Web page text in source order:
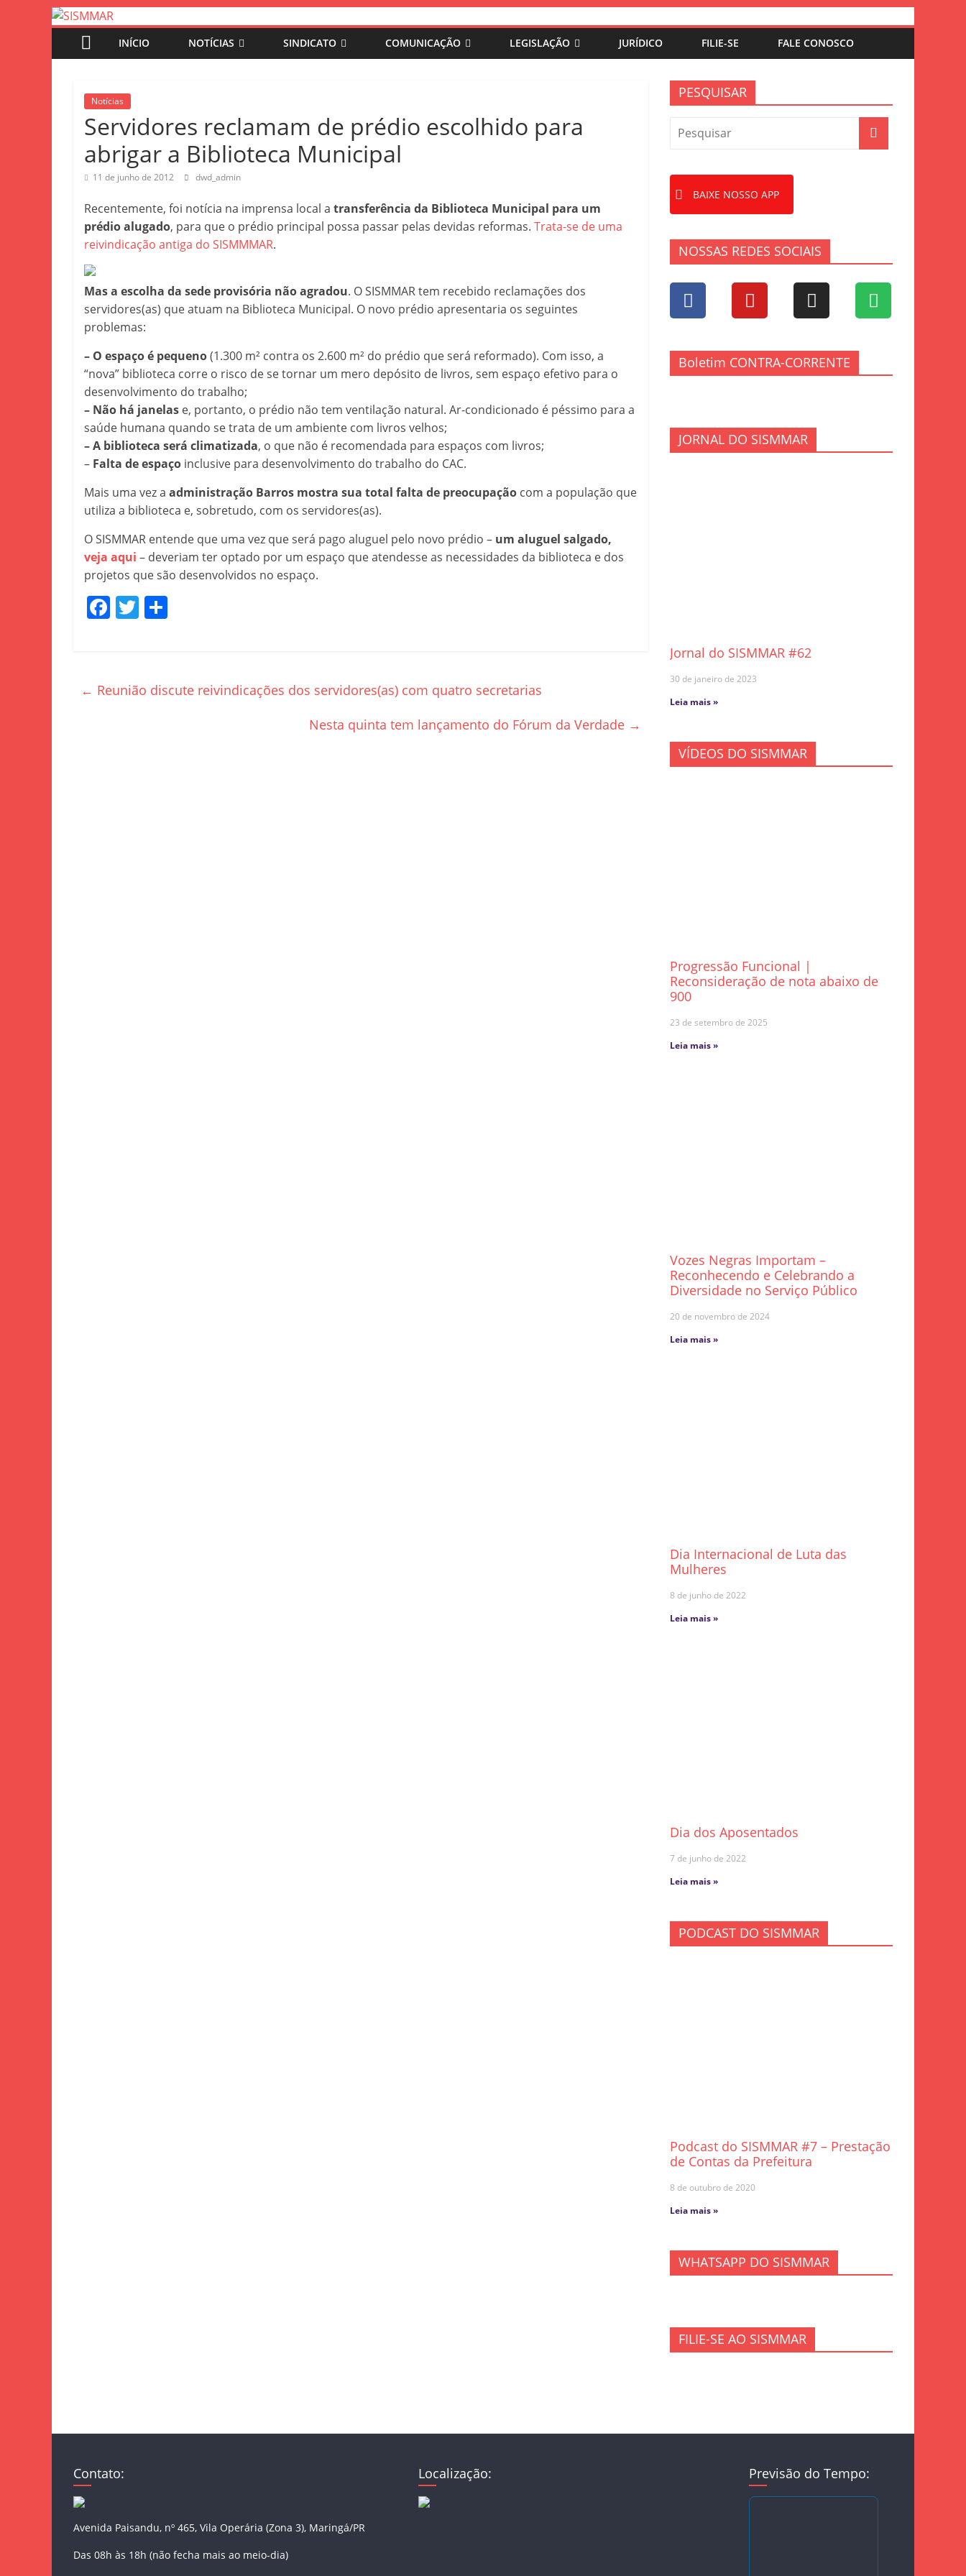
INÍCIO NOTÍCIAS SINDICATO COMUNICAÇÃO LEGISLAÇÃO JURÍDICO FILIE-SE FALE CONOSCO
Notícias
Servidores reclamam de prédio escolhido para
abrigar a Biblioteca Municipal
11 de junho de 2012 dwd_admin
Recentemente, foi notícia na imprensa local a transferência da Biblioteca Municipal para um
prédio alugado, para que o prédio principal possa passar pelas devidas reformas. Trata-se de uma
reivindicação antiga do SISMMMAR.
Mas a escolha da sede provisória não agradou. O SISMMAR tem recebido reclamações dos
servidores(as) que atuam na Biblioteca Municipal. O novo prédio apresentaria os seguintes
problemas:
– O espaço é pequeno(1.300 m² contra os 2.600 m² do prédio que será reformado). Com isso, a
“nova” biblioteca corre o risco de se tornar um mero depósito de livros, sem espaço efetivo para o
desenvolvimento do trabalho;
– Não há janelas e, portanto, o prédio não tem ventilação natural. Ar-condicionado é péssimo para a
saúde humana quando se trata de um ambiente com livros velhos;
– A biblioteca será climatizada, o que não é recomendada para espaços com livros;
– Falta de espaço inclusive para desenvolvimento do trabalho do CAC.
Mais uma vez a administração Barros mostra sua total falta de preocupação com a população que
utiliza a biblioteca e, sobretudo, com os servidores(as).
O SISMMAR entende que uma vez que será pago aluguel pelo novo prédio – um aluguel salgado,
veja aqui – deveriam ter optado por um espaço que atendesse as necessidades da biblioteca e dos
projetos que são desenvolvidos no espaço.
F
b
T
← Reunião discute reivindicações dos servidores(as) com quatro secretarias
Nesta quinta tem lançamento do Fórum da Verdade →
PESQUISAR
BAIXE NOSSO APP
NOSSAS REDES SOCIAIS
Boletim CONTRA-CORRENTE
JORNAL DO SISMMAR
Jornal do SISMMAR #62
30 de janeiro de 2023
Leia mais »
VÍDEOS DO SISMMAR
Progressão Funcional |
Reconsideração de nota abaixo de
900
23 de setembro de 2025
Leia mais »
Vozes Negras Importam –
Reconhecendo e Celebrando a
Diversidade no Serviço Público
20 de novembro de 2024
Leia mais »
Dia Internacional de Luta das
Mulheres
8 de junho de 2022
Leia mais »
Dia dos Aposentados
7 de junho de 2022
Leia mais »
PODCAST DO SISMMAR
Podcast do SISMMAR #7 – Prestação
de Contas da Prefeitura
8 de outubro de 2020
Leia mais »
WHATSAPP DO SISMMAR
FILIE-SE AO SISMMAR
Contato:
Avenida Paisandu, nº 465, Vila Operária (Zona 3), Maringá/PR
Das 08h às 18h (não fecha mais ao meio-dia)
Localização: Previsão do Tempo: